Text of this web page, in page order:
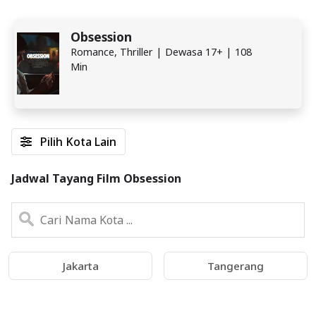
Obsession
Romance, Thriller | Dewasa 17+ | 108
Min
Pilih Kota Lain
Jadwal Tayang Film Obsession
Jakarta Tangerang